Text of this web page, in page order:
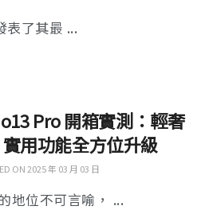
表了其最 ...
Pro 開箱實測：輕奢
用功能全方位升級
ON 2025 年 03 月 03 日
地位不可言喻， ...